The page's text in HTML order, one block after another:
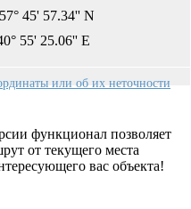
57° 45' 57.34'' N
55' 25.06'' E
или об их неточности
функционал позволяет
от текущего места
вас объекта!